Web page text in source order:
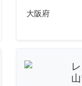
大阪府